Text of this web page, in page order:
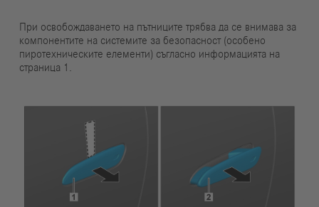
При освобождаването на пътниците трябва да се внимава за
компонентите на системите за безопасност (особено
пиротехническите елементи) съгласно информацията на
страница 1.